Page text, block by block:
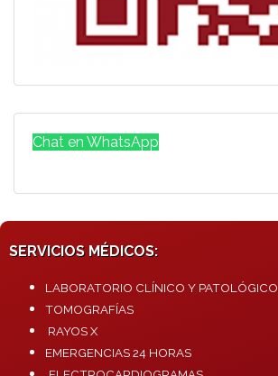
Chat en WhatsApp
SERVICIOS MÉDICOS:
LABORATORIO CLÍNICO Y PATOLÓGICO
TOMOGRAFÍAS
RAYOS X
EMERGENCIAS 24 HORAS